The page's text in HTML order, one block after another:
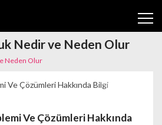
Nedir ve Neden Olur
Neden Olur
Ve Çözümleri Hakkında